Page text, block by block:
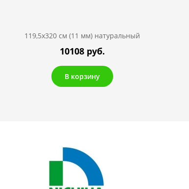
119,5х320 см (11 мм) натуральный
10108 руб.
В корзину